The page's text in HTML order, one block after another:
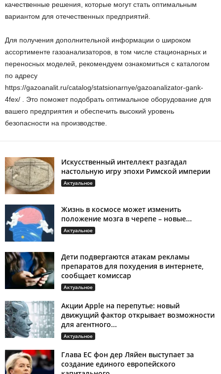
качественные решения, которые могут стать оптимальным
вариантом для отечественных предприятий.
Для получения дополнительной информации о широком
ассортименте газоанализаторов, в том числе стационарных и
переносных моделей, рекомендуем ознакомиться с каталогом
по адресу
https://gazoanalit.ru/catalog/statsionarnye/gazoanalizator-gank-
4fex/ . Это поможет подобрать оптимальное оборудование для
вашего предприятия и обеспечить высокий уровень
безопасности на производстве.
Искусственный интеллект разгадал
настольную игру эпохи Римской империи
Актуальное
Жизнь в космосе может изменить
положение мозга в черепе – новые...
Актуальное
Дети подвергаются атакам рекламы
препаратов для похудения в интернете,
сообщает комиссар
Актуальное
Акции Apple на перепутье: новый
движущий фактор открывает возможности
для агентного...
Актуальное
Глава ЕС фон дер Ляйен выступает за
создание единого европейского